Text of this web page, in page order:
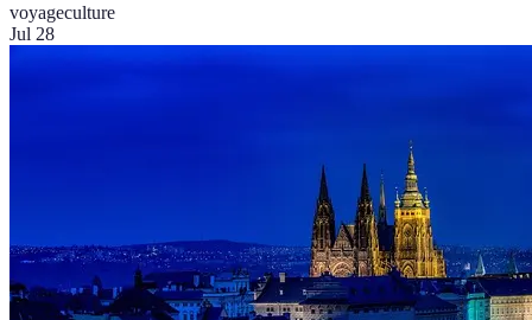
voyageculture
Jul 28